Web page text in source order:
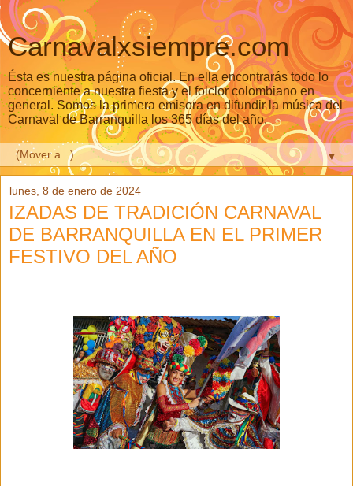
Carnavalxsiempre.com
Ésta es nuestra página oficial. En ella encontrarás todo lo
concerniente a nuestra fiesta y el folclor colombiano en
general. Somos la primera emisora en difundir la música del
Carnaval de Barranquilla los 365 días del año.
▼
lunes, 8 de enero de 2024
IZADAS DE TRADICIÓN CARNAVAL
DE BARRANQUILLA EN EL PRIMER
FESTIVO DEL AÑO